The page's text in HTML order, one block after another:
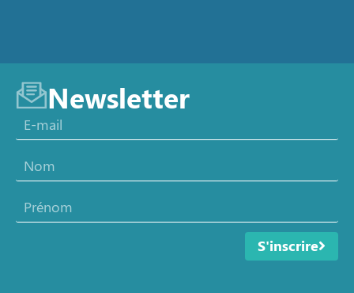
Newsletter
S'inscrire